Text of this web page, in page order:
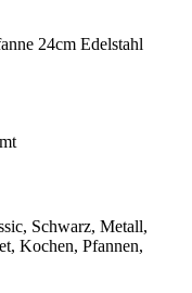
24cm Edelstahl
Schwarz, Metall,
Kochen, Pfannen,